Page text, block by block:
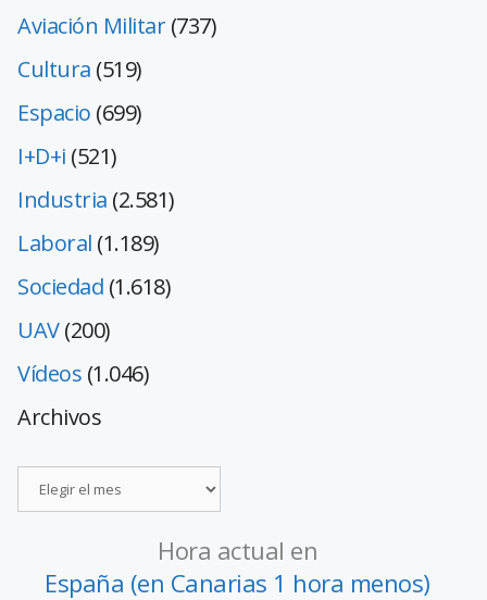
Aviación Militar(737)
Cultura (519)
Espacio (699)
I+D+i (521)
Industria (2.581)
Laboral (1.189)
Sociedad (1.618)
UAV(200)
Vídeos (1.046)
Archivos
Hora actual en
España (en Canarias 1 hora menos)